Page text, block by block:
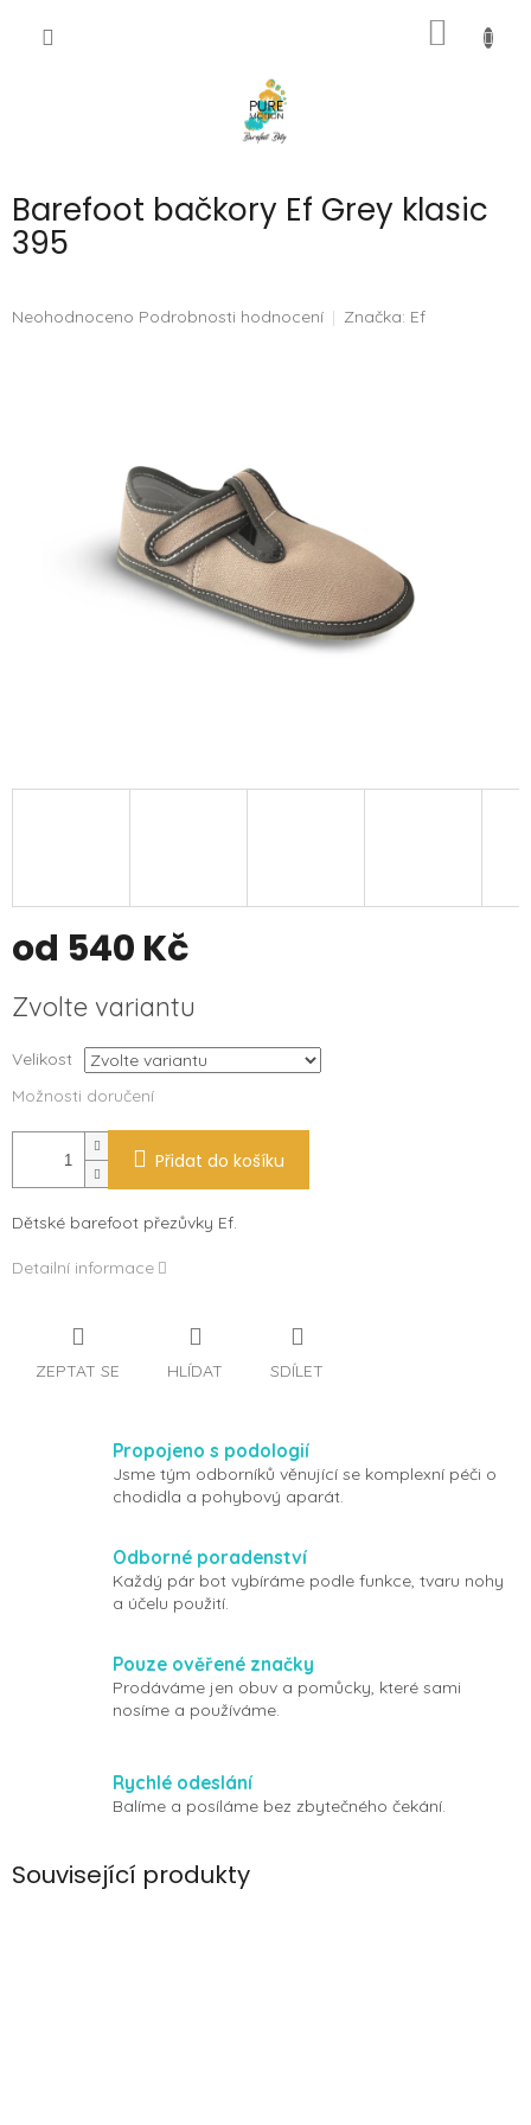
Barefoot bačkory Ef Grey klasic
395
Průměrné
Neohodnoceno Podrobnosti hodnocení Značka: Ef
od 540 Kč
cena:
Zvolte variantu
Velikost
Možnosti doručení
Přidat do košíku
Dětské barefoot přezůvky Ef.
Detailní informace
ZEPTAT SE HLÍDAT SDÍLET
Propojeno s podologií
Jsme tým odborníků věnující se komplexní péči o
chodidla a pohybový aparát.
Odborné poradenství
Každý pár bot vybíráme podle funkce, tvaru nohy
a účelu použití.
Pouze ověřené značky
Prodáváme jen obuv a pomůcky, které sami
nosíme a používáme.
Rychlé odeslání
Balíme a posíláme bez zbytečného čekání.
Související produkty